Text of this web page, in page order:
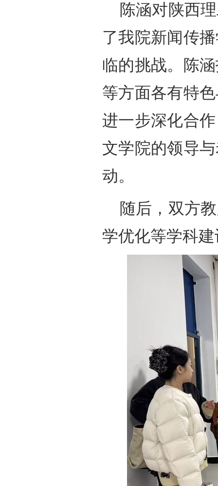
陈涵对陕西
了我院新闻传
临的挑战。陈
等方面各有特
进一步深化合
文学院的领导
动。
随后，双方
学优化等学科